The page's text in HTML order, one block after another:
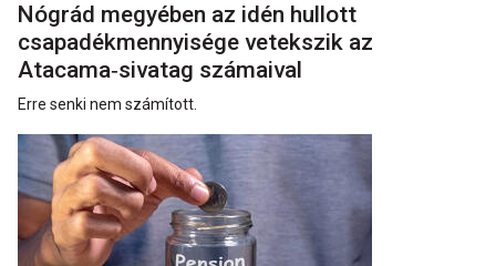
Nógrád megyében az idén hullott
csapadékmennyisége vetekszik az
Atacama‑sivatag számaival
Erre senki nem számított.